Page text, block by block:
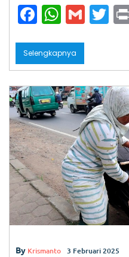
F
a
c
e
b
o
o
k
W
h
a
ts
A
p
p
G
m
l
T
w
er
Selengkapnya
By Krismanto 3 Februari 2025